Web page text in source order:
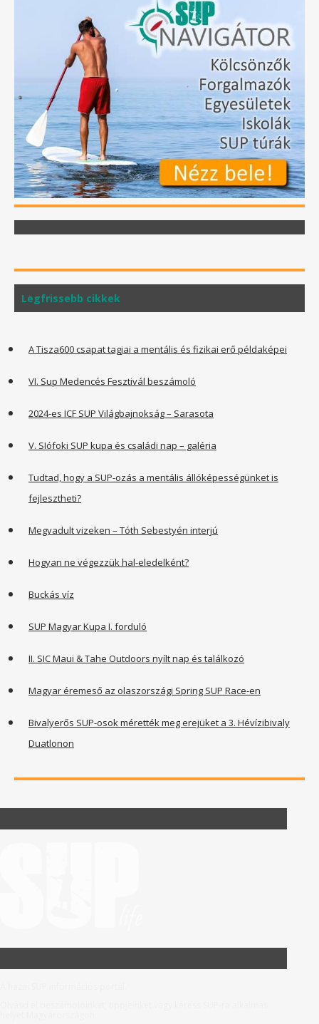
Legfrissebb cikkek
A Tisza600 csapat tagjai a mentális és fizikai erő példaképei
VI. Sup Medencés Fesztivál beszámoló
2024-es ICF SUP Világbajnokság – Sarasota
V. SIófoki SUP kupa és családi nap – galéria
Tudtad, hogy a SUP-ozás a mentális állóképességünket is
fejlesztheti?
Megvadult vizeken – Tóth Sebestyén interjú
Hogyan ne végezzük hal-eledelként?
Buckás víz
SUP Magyar Kupa I. forduló
II. SIC Maui & Tahe Outdoors nyílt nap és találkozó
Magyar éremeső az olaszországi Spring SUP Race-en
Bivalyerős SUP-osok mérették meg erejüket a 3. Hévízibivaly
Duatlonon